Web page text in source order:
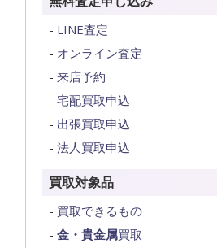
LINE査定
オンライン査定
来店予約
宅配買取申込
出張買取申込
法人買取申込
買取対象品
買取できるもの
金・貴金属買取